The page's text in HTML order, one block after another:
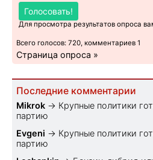
Голосовать!
Для просмотра результатов опроса
Всего голосов: 720, комментариев 1
Страница опроса »
Последние комментарии
Mikrok → Крупные политики
партию
Evgeni → Крупные политики
партию